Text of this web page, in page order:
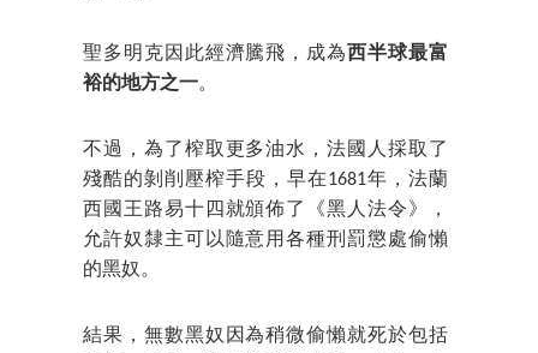
聖多明克因此經濟騰飛，成為 西半球最富
裕的地方之一。
不過，為了榨取更多油水，法國人採取了
殘酷的剝削壓榨手段，早在1681年，法蘭
西國王路易十四就頒佈了《黑人法令》，
允許奴隸主可以隨意用各種刑罰懲處偷懶
的黑奴。
結果，無數黑奴因為稍微偷懶就死於包括